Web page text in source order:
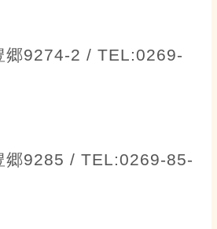
郷9274-2 / TEL:0269-
郷9285 / TEL:0269-85-